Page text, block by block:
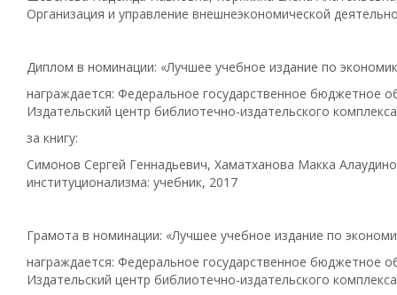
Организация и управление внешнеэкономической
Диплом в номинации: «Лучшее учебное издание по
награждается: Федеральное государственное бюджетное
Издательский центр библиотечно-издательского комплекса
за книгу:
Симонов Сергей Геннадьевич, Хаматханова Макка
институционализма: учебник, 2017
Грамота в номинации: «Лучшее учебное издание по
награждается: Федеральное государственное бюджетное
Издательский центр библиотечно-издательского комплекса